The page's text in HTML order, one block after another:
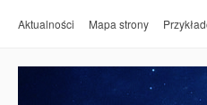
Aktualności Mapa strony